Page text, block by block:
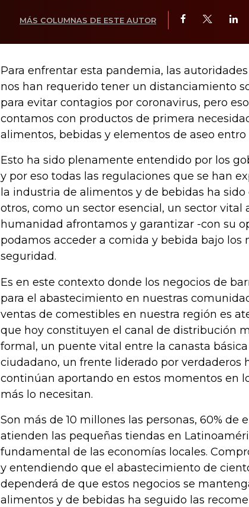
MÁS COLUMNAS DE ESTE AUTOR
Para enfrentar esta pandemia, las
nos han requerido tener un distanciamiento
para evitar contagios por coronavirus, pero
contamos con productos de primera
alimentos, bebidas y elementos de aseo entro
Esto ha sido plenamente entendido por los
y por eso todas las regulaciones que se han
la industria de alimentos y de bebidas ha
otros, como un sector esencial, un sector vital
humanidad afrontamos y garantizar -con su
podamos acceder a comida y bebida bajo los
seguridad.
Es en este contexto donde los negocios de
para el abastecimiento en nuestras
ventas de comestibles en nuestra región es
que hoy constituyen el canal de distribución
formal, un puente vital entre la canasta básica
ciudadano, un frente liderado por verdaderos
continúan aportando en estos momentos en
más lo necesitan.
Son más de 10 millones las personas, 60% de
atienden las pequeñas tiendas en
fundamental de las economías locales.
y entendiendo que el abastecimiento de
dependerá de que estos negocios se
alimentos y de bebidas ha seguido las